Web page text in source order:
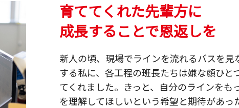
育ててくれた先輩方に
成長することで恩返しを
新人の頃、現場でラインを流れるバスを見
する私に、各工程の班長たちは嫌な顔ひと
てくれました。きっと、自分のラインをも
を理解してほしいという希望と期待があっ